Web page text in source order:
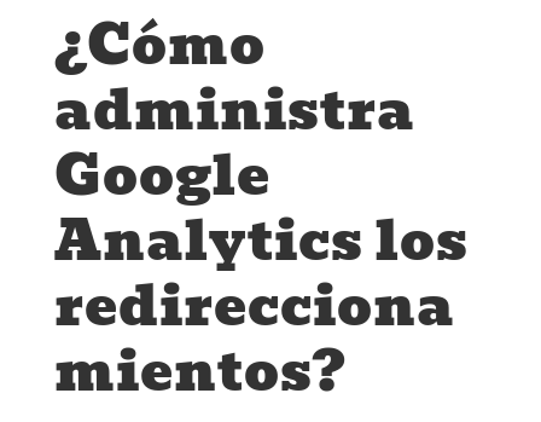
¿Cómo
administra
Google
Analytics los
redirecciona
mientos?